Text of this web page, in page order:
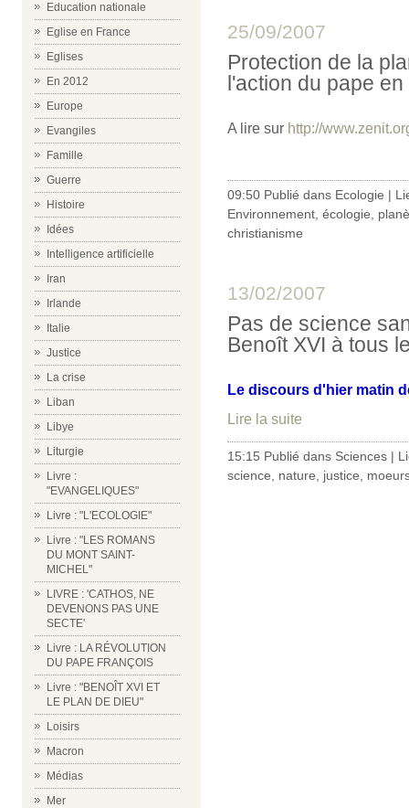
Education nationale
Eglise en France
Eglises
En 2012
Europe
Evangiles
Famille
Guerre
Histoire
Idées
Intelligence artificielle
Iran
Irlande
Italie
Justice
La crise
Liban
Libye
Liturgie
Livre :
"EVANGELIQUES"
Livre : "L'ECOLOGIE"
Livre : "LES ROMANS
DU MONT SAINT-
MICHEL"
LIVRE : 'CATHOS, NE
DEVENONS PAS UNE
SECTE'
Livre : LA RÉVOLUTION
DU PAPE FRANÇOIS
Livre : "BENOÎT XVI ET
LE PLAN DE DIEU"
Loisirs
Macron
Médias
Mer
25/09/2007
Protection de la
l'action du pape
A lire sur http://
09:50 Publié dans Ecologie |
Environnement écologie
christianisme
13/02/2007
Pas de science
Benoît XVI à tous
Le discours d'hier matin
Lire la suite
15:15 Publié dans Sciences |
science
nature justice